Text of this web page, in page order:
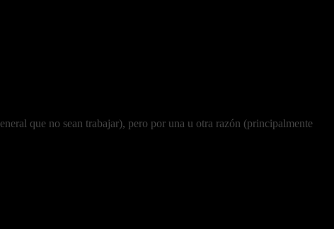
que no sean trabajar), pero por una u otra razón (principalmente